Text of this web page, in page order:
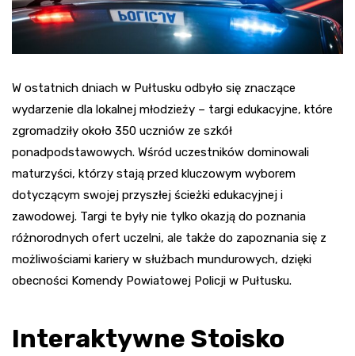
W ostatnich dniach w Pułtusku odbyło się znaczące
wydarzenie dla lokalnej młodzieży – targi edukacyjne, które
zgromadziły około 350 uczniów ze szkół
ponadpodstawowych. Wśród uczestników dominowali
maturzyści, którzy stają przed kluczowym wyborem
dotyczącym swojej przyszłej ścieżki edukacyjnej i
zawodowej. Targi te były nie tylko okazją do poznania
różnorodnych ofert uczelni, ale także do zapoznania się z
możliwościami kariery w służbach mundurowych, dzięki
obecności Komendy Powiatowej Policji w Pułtusku.
Interaktywne Stoisko